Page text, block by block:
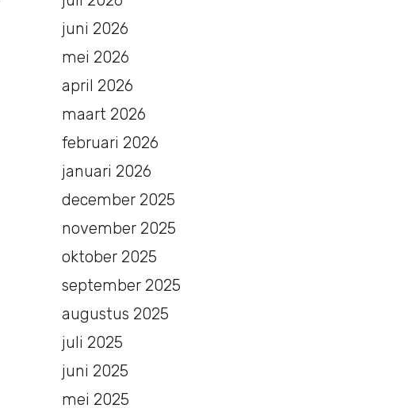
juni 2026
mei 2026
april 2026
maart 2026
februari 2026
januari 2026
december 2025
november 2025
oktober 2025
september 2025
augustus 2025
juli 2025
juni 2025
mei 2025